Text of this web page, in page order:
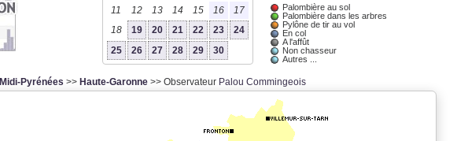
11
12 13 14 15 16
17
18
19 20 21 22 23
24
25
26 27 28 29 30
Palombière au sol
Palombière dans les arbres
Pylône de tir au vol
En col
A l'affût
Non chasseur
Autres ...
Midi-Pyrénées >> Haute-Garonne >> Observateur Palou Commingeois